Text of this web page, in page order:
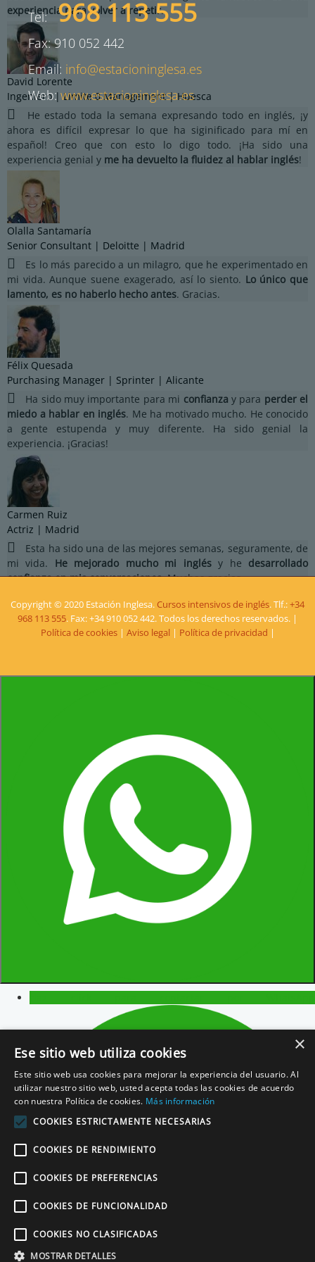
experiencia para volver a repetir.
David Lorente
Ingeniero | Limite 0 Management | Huesca
He estado toda la semana expresando todo en inglés, ¡y
ahora es difícil expresar lo que ha siginificado para mí en
español! Creo que con esto lo digo todo. ¡Ha sido una
experiencia genial y me ha devuelto la fluidez al hablar inglés!
Olalla Santamaría
Senior Consultant | Deloitte | Madrid
Es lo más parecido a un milagro, que he experimentado en
mi vida. Aunque suene exagerado, así lo siento. Lo único que
lamento, es no haberlo hecho antes. Gracias.
Félix Quesada
Purchasing Manager | Sprinter | Alicante
Ha sido muy importante para mi confianza y para perder el
miedo a hablar en inglés. Me ha motivado mucho. He conocido
a gente estupenda y muy diferente. Ha sido genial la
experiencia. ¡Gracias!
Carmen Ruiz
Actriz | Madrid
Esta ha sido una de las mejores semanas, seguramente, de
mi vida. He mejorado mucho mi inglésy he desarrollado
confianza en mis conversaciones.Muchas gracias.
José Enrique Colomina
Ingeniero | Alicante
Después de haber realizado cursos de un mes en el
extranjero, viviendo incluso en una familia inglesa, finalmente
en Estación Inglesa he estado más en contacto y más inmersa
no sólo en la lengua inglesa sino también en el estilo de vida
Es una experiencia personal muy intensa y gratificante
diferente. Selo recomendaría a cualquiera que quiera mejorar
su inglés
Profesora | Universidad Politécnica de Madrid
Sin duda, hay unantes y un despuéstras mi parada en
Estación Inglesa. Poder saltar la valla de la
muy importante para mí. Además,
considerablementey me llevo en la maleta una infinidad de
buenos momentos
Jordi Climent
Tel: 968 113 555
Fax: 910 052 442
Email: info@estacioninglesa.es
Web:www.estacioninglesa.es
Copyright © 2020 Estación Inglesa. Cursos intensivos de inglés. Tlf.:+34
968 113 555. Fax: +34 910 052 442. Todos los derechos reservados. |
Política de cookies| Aviso legal | Política de privacidad |
×
Ese sitio web utiliza cookies
Este sitio web usa cookies para mejorar la experiencia del usuario. Al
utilizar nuestro sitio web, usted acepta todas las cookies de acuerdo
con nuestra Política de cookies. Más información
COOKIES ESTRICTAMENTE NECESARIAS
COOKIES DE RENDIMIENTO
COOKIES DE PREFERENCIAS
COOKIES DE FUNCIONALIDAD
COOKIES NO CLASIFICADAS
MOSTRAR DETALLES